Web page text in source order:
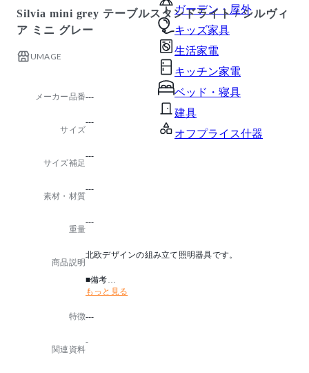
ガーデン・屋外
キッズ家具
生活家電
キッチン家電
ベッド・寝具
建具
オフプライス什器
Silvia mini grey テーブルスタンドライト / シルヴィ
ア ミニ グレー
UMAGE
メーカー品番---
サイズ
---
サイズ補足
---
素材・材質
---
重量
---
商品説明
北欧デザインの組み立て照明器具です。
■備考
・LED電球専用
・電球別売
・点灯方法：中間スイッチ
もっと見る
特徴---
関連資料
-